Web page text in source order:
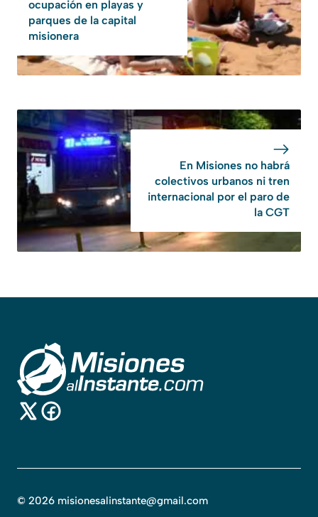
ocupación en playas y
parques de la capital
misionera
En Misiones no habrá
colectivos urbanos ni tren
internacional por el paro de
la CGT
© 2026 misionesalinstante@gmail.com